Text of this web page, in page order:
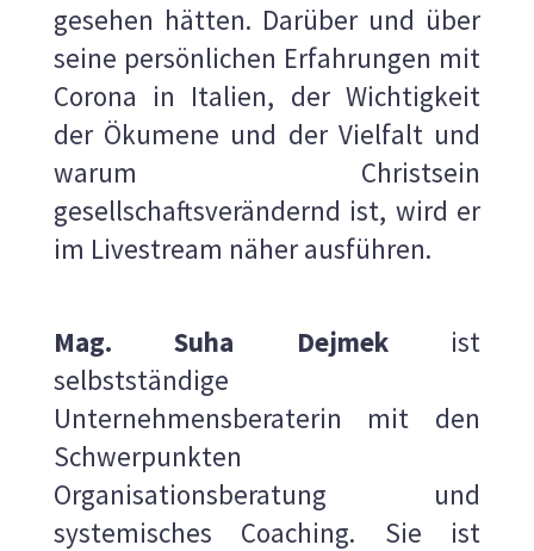
gesehen hätten. Darüber und über
seine persönlichen Erfahrungen mit
Corona in Italien, der Wichtigkeit
der Ökumene und der Vielfalt und
warum Christsein
gesellschaftsverändernd ist, wird er
im Livestream näher ausführen.
Mag. Suha Dejmekist
selbstständige
Unternehmensberaterin mit den
Schwerpunkten
Organisationsberatung und
systemisches Coaching. Sie ist